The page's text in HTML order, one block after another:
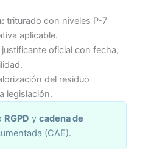
triturado con niveles P-7
aplicable.
oficial con fecha,
del residuo
legislación.
RGPD ycadena de
(CAE).